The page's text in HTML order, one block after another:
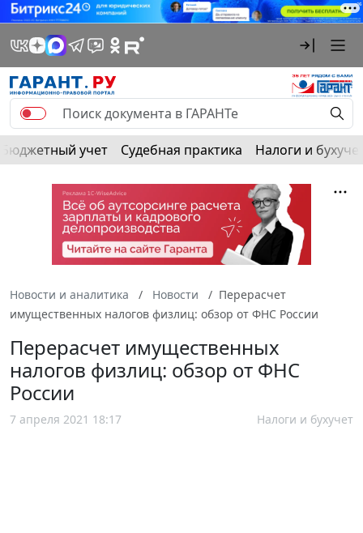
Бюджетный учет Судебная практика Налоги и
Новости и аналитика Новости
Перерасчет
имущественных налогов физлиц: обзор от ФНС России
Перерасчет имущественных
налогов физлиц: обзор от ФНС
России
7 апреля 2021 18:17 Налоги и бухучет